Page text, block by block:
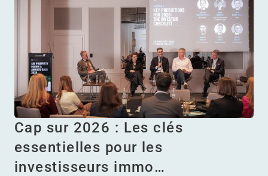
Cap sur 2026 : Les clés
essentielles pour les
investisseurs immo…